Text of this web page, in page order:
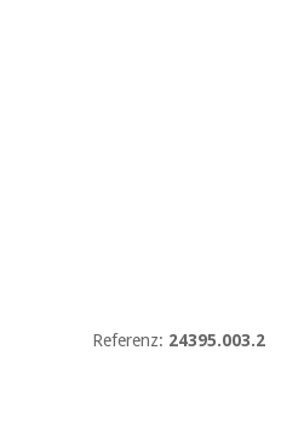
Referenz: 24395.003.2